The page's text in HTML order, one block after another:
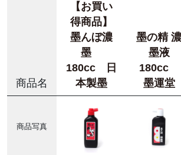
商品名
【お買い
得商品】
墨んぼ濃
墨
180cc 日
本製墨
墨の精 濃
墨液
180cc
墨運堂
商品写真